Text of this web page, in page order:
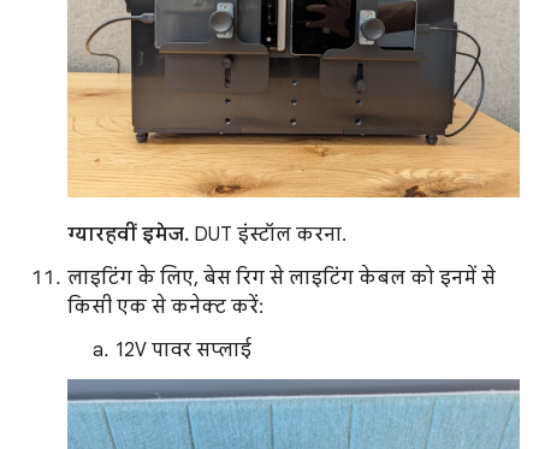
ग्यारहवीं इमेज. DUT इंस्टॉल करना.
लाइटिंग के लिए, बेस रिग से लाइटिंग केबल को इनमें से
किसी एक से कनेक्ट करें:
12V पावर सप्लाई